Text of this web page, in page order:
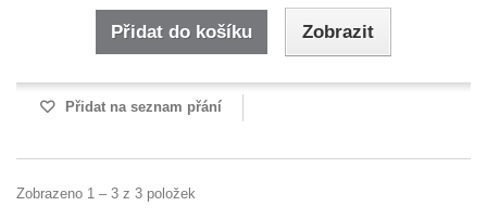
Přidat do košíku Zobrazit
Přidat na seznam přání
Zobrazeno 1 – 3 z 3 položek